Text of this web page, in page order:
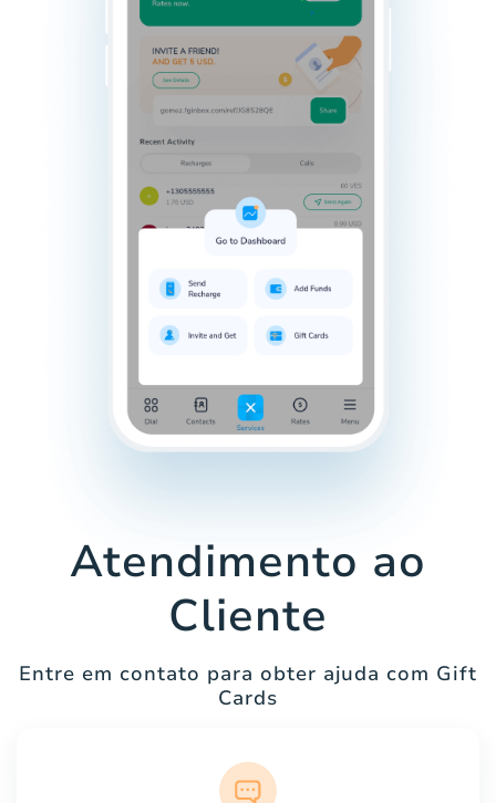
Atendimento ao
Cliente
Entre em contato para obter ajuda com Gift
Cards